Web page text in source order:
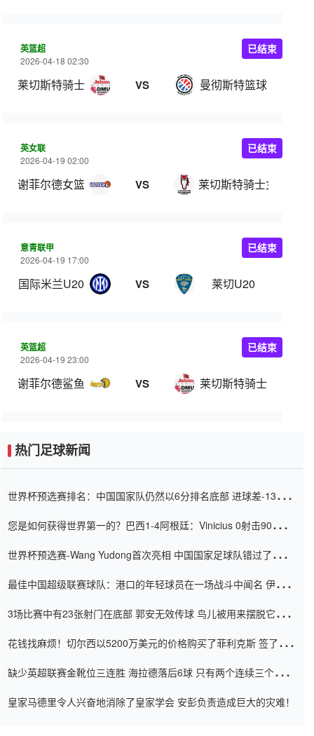
英篮超
2026-04-18 02:30
莱切斯特骑士 VS 曼彻斯特篮球
已结束
英女联
2026-04-19 02:00
谢菲尔德女篮 VS 莱切斯特骑士女篮
已结束
意青联甲
2026-04-19 17:00
国际米兰U20 VS 莱切U20
已结束
英篮超
2026-04-19 23:00
谢菲尔德鲨鱼 VS 莱切斯特骑士
已结束
热门足球新闻
世界杯预选赛排名：中国国家队仍然以6分排名底部 进球差-13令人
您是如何获得世界第一的？巴西1-4阿根廷：Vinicius 0射击90分钟
世界杯预选赛-Wang Yudong首次亮相 中国国家足球队错过了世界
最佳中国超级联赛球队：港口的年轻球员在一场战斗中闻名 伊万放
3场比赛中有23张射门在底部 郭安无效传球 鸟儿被用来摆脱它
花钱找麻烦！切尔西以5200万美元的价格购买了菲利克斯 签了7年
缺少英超联赛金靴位三连胜 海拉德落后6球 只有两个连续三个连续
皇家马德里令人兴奋地消除了皇家学会 安彭负责造成巨大的灾难！